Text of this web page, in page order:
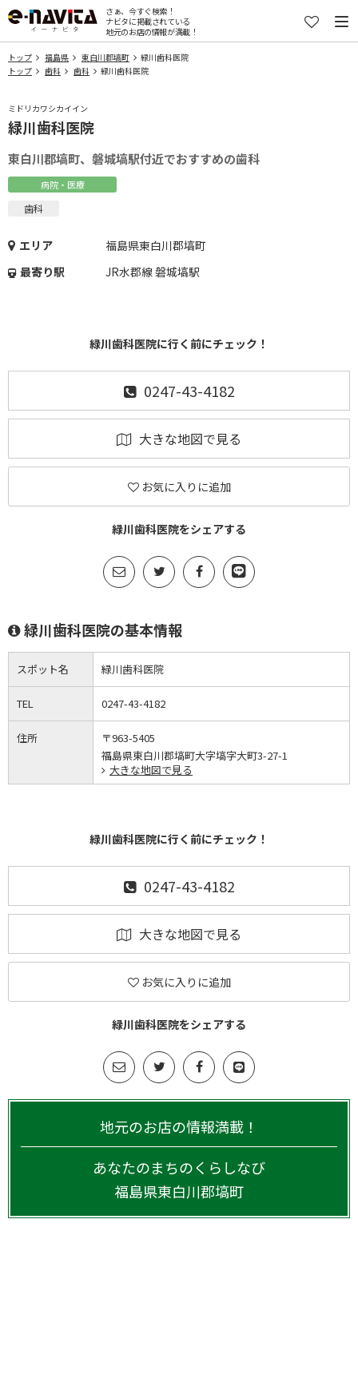
さぁ、今すぐ検索！
ナビタに掲載されている
地元のお店の情報が満載！
トップ 福島県 東白川郡塙町
緑川歯科医院
トップ
歯科 歯科 緑川歯科医院
ミドリカワシカイイン
緑川歯科医院
東白川郡塙町、磐城塙駅付近でおすすめの歯科
病院・医療
歯科
エリア
福島県東白川郡塙町
最寄り駅
JR水郡線 磐城塙駅
緑川歯科医院に行く前にチェック！
0247-43-4182
大きな地図で見る
お気に入りに追加
緑川歯科医院をシェアする
緑川歯科医院の基本情報
スポット名 緑川歯科医院
TEL 0247-43-4182
住所
〒963-5405
福島県東白川郡塙町大字塙字大町3-27-1
大きな地図で見る
緑川歯科医院に行く前にチェック！
0247-43-4182
大きな地図で見る
お気に入りに追加
緑川歯科医院をシェアする
地元のお店の情報満載！
あなたのまちのくらしなび
福島県東白川郡塙町